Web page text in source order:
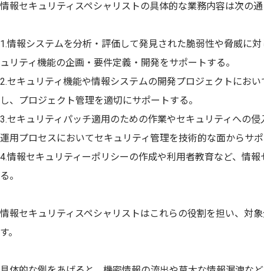
情報セキュリティスペシャリストの具体的な業務内容は次の
1.情報システムを分析・評価して発見された脆弱性や脅威に
ュリティ機能の企画・要件定義・開発をサポートする。
2.セキュリティ機能や情報システムの開発プロジェクトにお
し、プロジェクト管理を適切にサポートする。
3.セキュリティパッチ適用のための作業やセキュリティへの
運用プロセスにおいてセキュリティ管理を技術的な面からサ
4.情報セキュリティーポリシーの作成や利用者教育など、情
る。
情報セキュリティスペシャリストはこれらの役割を担い、対
す。